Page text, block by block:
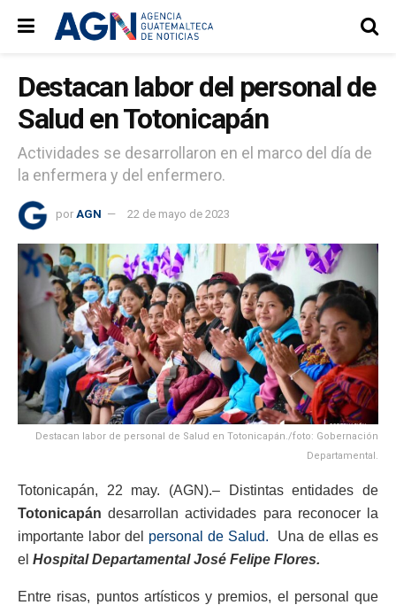
Destacan labor del personal de
Salud en Totonicapán
Actividades se desarrollaron en el marco del día de
la enfermera y del enfermero.
por AGN 22 de mayo de 2023
Destacan labor de personal de Salud en Totonicapán./foto: Gobernación
Departamental.
Totonicapán, 22 may. (AGN).– Distintas entidades de
Totonicapán desarrollan actividades para reconocer la
importante labor del personal de Salud. Una de ellas es
el Hospital Departamental José Felipe Flores.
Entre risas, puntos artísticos y premios, el personal que